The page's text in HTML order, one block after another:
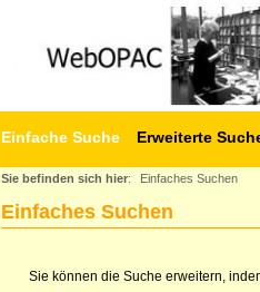
Einfache Suche Erweiterte
Sie befinden sich hier: Einfaches Suchen
Einfaches Suchen
Sie können die Suche erweitern,